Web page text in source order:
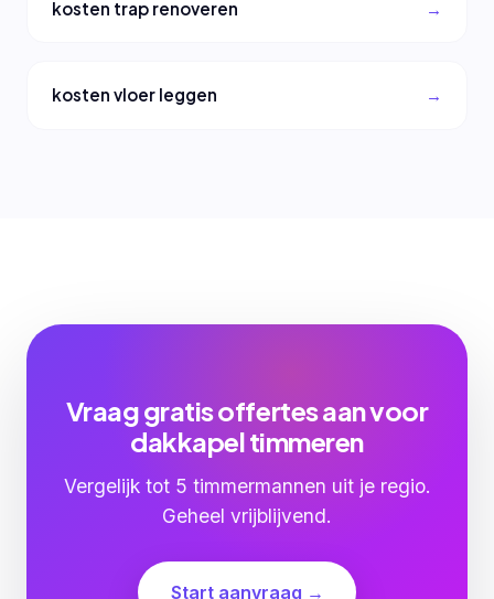
kosten trap renoveren
kosten vloer leggen
Vraag gratis offertes aan voor
dakkapel timmeren
Vergelijk tot 5 timmermannen uit je regio.
Geheel vrijblijvend.
Start aanvraag →